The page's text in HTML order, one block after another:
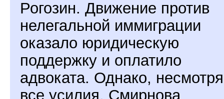
Рогозин. Движение против
нелегальной иммиграции
оказало юридическую
поддержку и оплатило
адвоката. Однако,
все усилия, Смирнова